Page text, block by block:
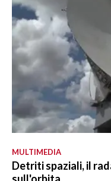
MULTIMEDIA
Detriti spaziali, il